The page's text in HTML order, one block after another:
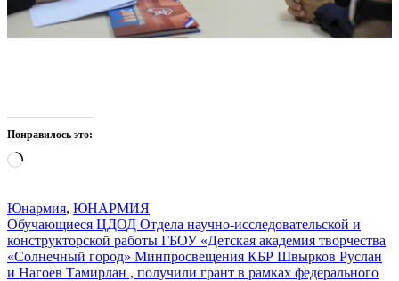
Понравилось это:
Загрузка…
Юнармия, ЮНАРМИЯ
Навигация
по
записям
Обучающиеся ЦДОД Отдела научно-исследовательской и
конструкторской работы ГБОУ «Детская академия творчества
«Солнечный город» Минпросвещения КБР Швырков Руслан
и Нагоев Тамирлан , получили грант в рамках федерального